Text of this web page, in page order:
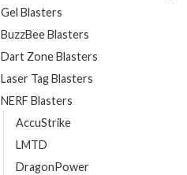
Gel Blasters
BuzzBee Blasters
Dart Zone Blasters
Laser Tag Blasters
NERF Blasters
AccuStrike
LMTD
DragonPower